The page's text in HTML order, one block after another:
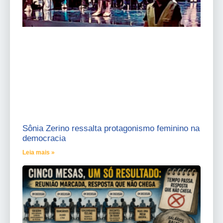
Sônia Zerino ressalta protagonismo feminino na
democracia
Leia mais »